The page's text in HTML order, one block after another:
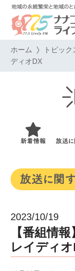
ホーム トピック
ディオDX
2023/10/19
【番組情
レイディ